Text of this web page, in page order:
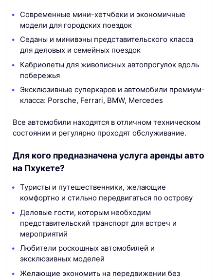
Современные мини-хетчбеки и экономичные
модели для городских поездок
Седаны и минивэны представительского класса
для деловых и семейных поездок
Кабриолеты для живописных автопрогулок вдоль
побережья
Эксклюзивные суперкаров и автомобили премиум-
класса: Porsche, Ferrari, BMW, Mercedes
Все автомобили находятся в отличном техническом
состоянии и регулярно проходят обслуживание.
Для кого предназначена услуга аренды авто
на Пхукете?
Туристы и путешественники, желающие
комфортно и стильно передвигаться по острову
Деловые гости, которым необходим
представительский транспорт для встреч и
мероприятий
Любители роскошных автомобилей и
эксклюзивных моделей
Желающие экономить на передвижении без